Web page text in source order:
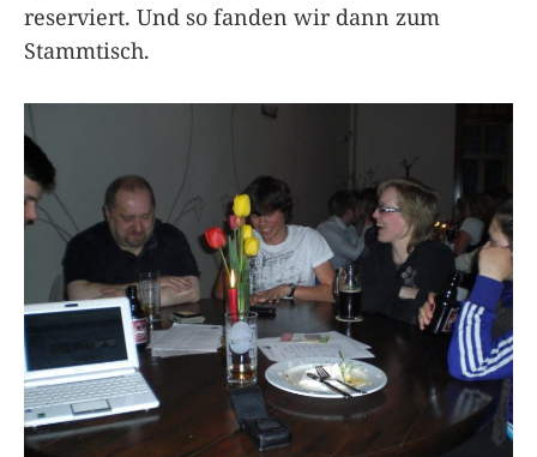
reserviert. Und so fanden wir dann zum
Stammtisch.